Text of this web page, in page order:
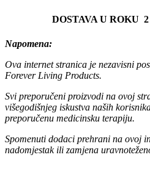
DOSTAVA U ROKU
Napomena:
Ova internet stranica je nezavisni
Forever Living Products.
Svi preporučeni proizvodi na ovoj
višegodišnjeg iskustva naših
preporučenu medicinsku terapiju.
Spomenuti dodaci prehrani na ovoj
nadomjestak ili zamjena